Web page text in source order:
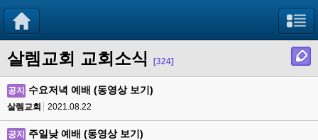
살렘교회 교회소식 [324]
공지 수요저녁 예배 (동영상 보기)
살렘교회 2021.08.22
공지 주일낮 예배 (동영상 보기)